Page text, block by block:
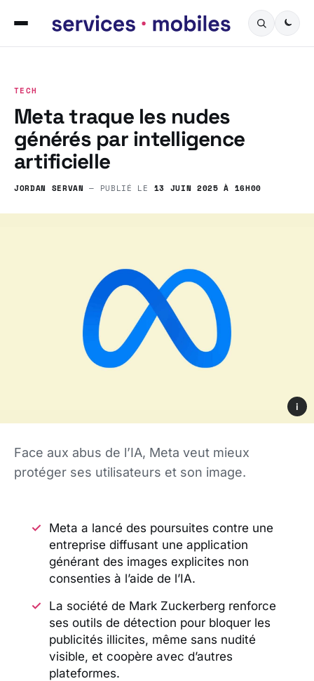
TECH
Meta traque les nudes
générés par intelligence
artificielle
JORDAN SERVAN — PUBLIÉ LE 13 JUIN 2025 À 16H00
i
Face aux abus de l’IA, Meta veut mieux
protéger ses utilisateurs et son image.
Meta a lancé des poursuites contre une
entreprise diffusant une application
générant des images explicites non
consenties à l’aide de l’IA.
La société de Mark Zuckerberg renforce
ses outils de détection pour bloquer les
publicités illicites, même sans nudité
visible, et coopère avec d’autres
plateformes.